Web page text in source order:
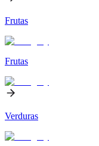
Frutas
Frutas
Verduras